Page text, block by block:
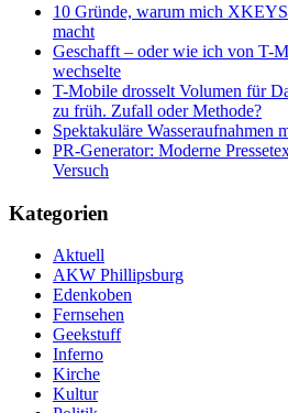
10 Gründe, warum mich
macht
Geschafft – oder wie ich von T-
wechselte
T-Mobile drosselt Volumen für
zu früh. Zufall oder Methode?
Spektakuläre Wasseraufnahmen
PR-Generator: Moderne
Versuch
Kategorien
Aktuell
AKW Phillipsburg
Edenkoben
Fernsehen
Geekstuff
Inferno
Kirche
Kultur